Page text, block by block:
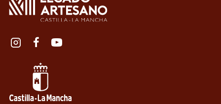
Redes sociales institución
Redes sociales Junta de Castilla